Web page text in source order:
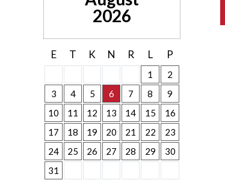
2026
E T K N R L P
1
2
3
4 5 6 7 8
9
10
11 12 13 14 15
16
17
18 19 20 21 22
23
24
25 26 27 28 29
30
31